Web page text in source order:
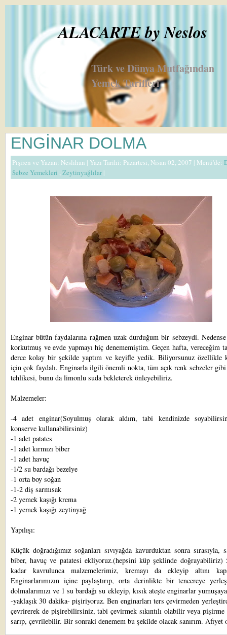
ALACARTE by Neslos
Türk ve Dünya Mutfağından
Yemek Tarifleri
ENGİNAR DOLMA
Pişiren ve Yazan: Neslihan | Yazı Tarihi: Pazartesi, Nisan 02, 2007 | Menü'de:
Sebze Yemekleri ,Zeytinyağlılar|
Enginar bütün faydalarına rağmen uzak durduğum bir sebzeydi.
korkutmuş ve evde yapmayı hiç denememiştim. Geçen hafta, vereceğim
derce kolay bir şekilde yaptım ve keyifle yedik. Biliyorsunuz özellikle
için çok faydalı. Enginarla ilgili önemli nokta, tüm açık renk sebzeler
tehlikesi, bunu da limonlu suda bekleterek önleyebiliriz.
Malzemeler:
-4 adet enginar(Soyulmuş olarak aldım, tabi kendinizde
konserve kullanabilirsiniz)
-1 adet patates
-1 adet kırmızı biber
-1 adet havuç
-1/2 su bardağı bezelye
-1 orta boy soğan
-1-2 diş sarmısak
-2 yemek kaşığı krema
-1 yemek kaşığı zeytinyağ
Yapılışı:
Küçük doğradığımız soğanları sıvıyağda kavurduktan sonra sırasıyla,
biber, havuç ve patatesi ekliyoruz.(hepsini küp şeklinde doğrayabiliriz)
kadar kavrulunca malzemelerimiz, kremayı da ekleyip altını
Enginarlarımızın içine paylaştırıp, orta derinlikte bir tencereye
dolmalarımızı ve 1 su bardağı su ekleyip, kısık ateşte enginarlar
-yaklaşık 30 dakika- pişiriyoruz. Ben enginarları ters çevirmeden
çevrirerek de pişirebilirsiniz, tabi çevirmek sıkıntılı olabilir veya pişirme
sarıp, çevrilebilir. Bir sonraki denemem bu şekilde olacak sanırım. Afiyet